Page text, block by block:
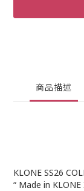
商品描述
KLONE SS26
“ Made in KLONE